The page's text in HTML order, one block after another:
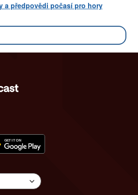
a předpovědi počasí pro hory